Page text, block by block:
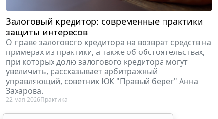
Залоговый кредитор: современные практики
защиты интересов
О праве залогового кредитора на возврат средств на
примерах из практики, а также об обстоятельствах,
при которых долю залогового кредитора могут
увеличить, рассказывает арбитражный
управляющий, советник ЮК "Правый берег" Анна
Захарова.
22 мая 2026Практика